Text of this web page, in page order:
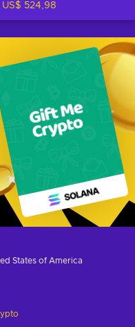
US$ 524,98
States of America